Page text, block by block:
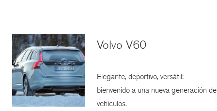
Volvo V60
Elegante, deportivo, versátil:
bienvenido a una nueva generación de
vehículos.